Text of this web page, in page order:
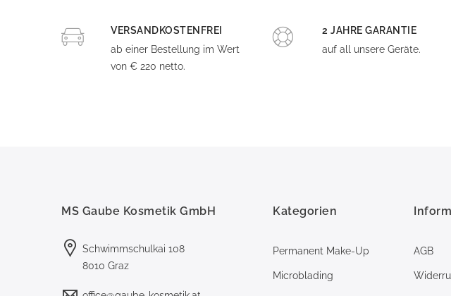
VERSANDKOSTENFREI
ab einer Bestellung im Wert
von € 220 netto.
2 JAHRE GARANTIE
auf all unsere Geräte.
MS Gaube Kosmetik GmbH
Schwimmschulkai 108
8010 Graz
Kategorien
Permanent Make-Up
Microblading
AGB